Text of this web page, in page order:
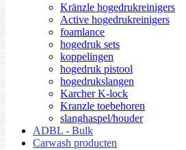
Kränzle hogedrukreinigers
Active hogedrukreinigers
foamlance
hogedruk sets
koppelingen
hogedruk pistool
hogedrukslangen
Karcher K-lock
Kranzle toebehoren
slanghaspel/houder
ADBL - Bulk
Carwash producten